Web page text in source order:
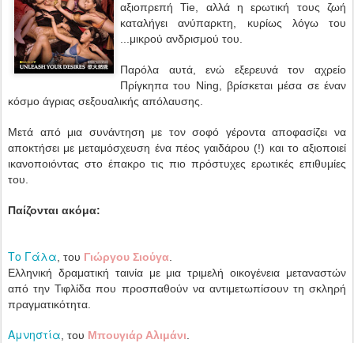
αξιοπρεπή Tie, αλλά η ερωτική τους ζωή
καταλήγει ανύπαρκτη, κυρίως λόγω του
...μικρού ανδρισμού του.
Παρόλα αυτά, ενώ εξερευνά τον αχρείο
Πρίγκηπα του Ning, βρίσκεται μέσα σε έναν
κόσμο άγριας σεξουαλικής απόλαυσης.
Μετά από μια συνάντηση με τον σοφό γέροντα αποφασίζει να
αποκτήσει με μεταμόσχευση ένα πέος γαιδάρου (!) και το αξιοποιεί
ικανοποιόντας στο έπακρο τις πιο πρόστυχες ερωτικές επιθυμίες
του.
Παίζονται ακόμα:
Το Γάλα , του Γιώργου Σιούγα
Ελληνική δραματική ταινία με μια τριμελή οικογένεια μεταναστών
από την Τιφλίδα που προσπαθούν να αντιμετωπίσουν τη σκληρή
πραγματικότητα.
Αμνηστία , του Μπουγιάρ Αλιμάνι